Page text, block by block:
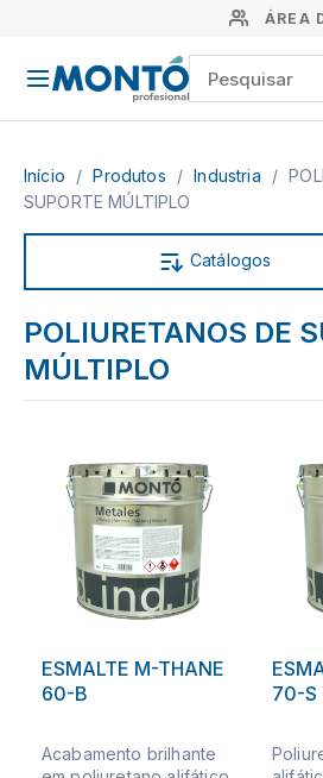
ÁREA
Início / Produtos / Industria /
SUPORTE MÚLTIPLO
Catálogos
POLIURETANOS DE
MÚLTIPLO
ESMALTE M-THANE
60-B
Acabamento brilhante
70-S